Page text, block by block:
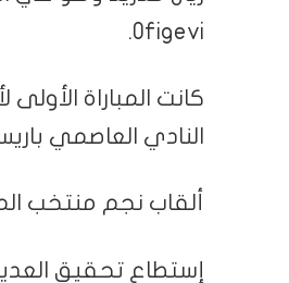
Ofigevi.
النادي العاصمي
ألقاب نجم منتخب
إستطاع تحقيق